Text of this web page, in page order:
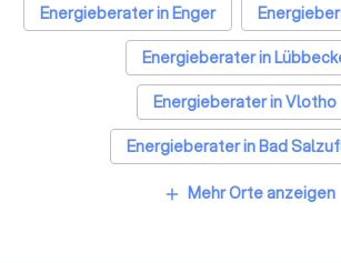
Energieberater in Enger
Energieberater in
Energieberater in Vlotho
Energieberater in Bad
Energieberater in Hille
add Mehr Orte anzeigen